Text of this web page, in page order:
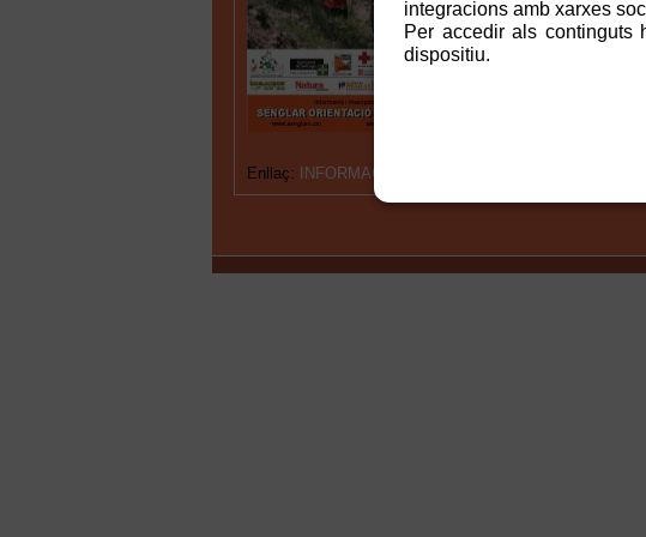
cursa.
Enllaç: INFORMACIÓ
integracions amb xarxes
Per accedir als continguts
dispositiu.